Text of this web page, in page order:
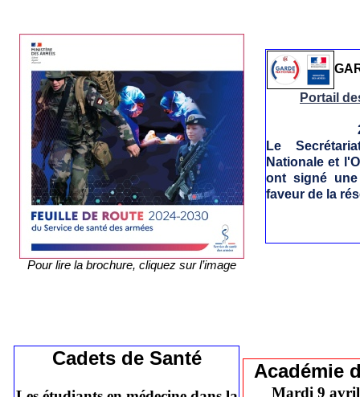
Portail
Le
Nationale et
ont signé une
faveur de la
Cadets de Santé
Académie
Mardi 9
Pour lire la brochure, cliquez sur l’image